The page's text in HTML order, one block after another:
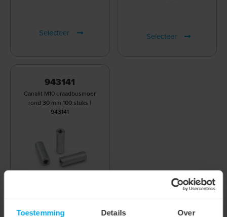
Toestemming Details Over
Selecteer Selecteer
943141
Canalit M10 draadbusmoer
rond 30 mm 100 stuks |
943141